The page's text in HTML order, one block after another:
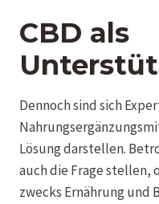
CBD als
Dennoch sind sich
Lösung darstellen.
auch die Frage stellen,
zwecks Ernährung und